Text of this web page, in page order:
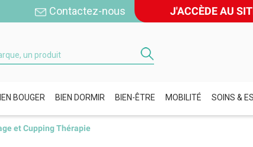
Contactez-nous J'ACCÈDE AU
BOUGER BIEN DORMIR BIEN-ÊTRE MOBILITÉ SOINS &
et Cupping Thérapie